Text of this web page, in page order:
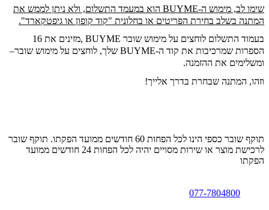
שימו לב, מימוש ה-BUYME הוא במעמד התשלום, ולא ניתן לממש את
המתנה בשלב בחירת הפריטים או בחלונית "קוד קופון או גיפטקארד".
בעמוד התשלום לוחצים על מימוש שובר BUYME ,
מזינים את 16
הספרות שמרכיבות את קוד ה-BUYME שלך, לוחצים על מימוש שובר
–
ומשלימים את ההזמנה.
וזהו, המתנה שבחרת בדרך אלייך!
תוקף שובר כספי הינו לכל הפחות 60 חודשים ממועד הפקתו. תוקף שובר
לרכישת מוצר או שירות מסויים יהיה לכל הפחות 24 חודשים ממועד
הפקתו
077-7804800